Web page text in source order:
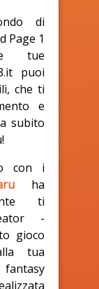
di
Page 1
tue
puoi
che ti
e
subito
con i
ha
ti
-
gioco
tua
fantasy